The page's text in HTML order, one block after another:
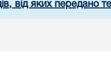
від яких передано